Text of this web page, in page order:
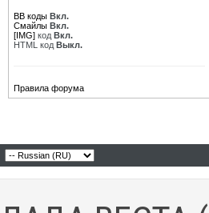
BB коды Вкл.
Смайлы Вкл.
[IMG] код Вкл.
HTML код Выкл.
Правила форума